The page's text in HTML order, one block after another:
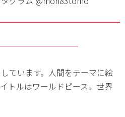
ています。人間をテーマに絵
トルはワールドピース。世界